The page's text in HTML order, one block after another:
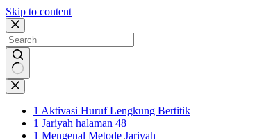
Skip to content
No
results
1 Aktivasi Huruf Lengkung Bertitik
1 Jariyah halaman 48
1 Mengenal Metode Jariyah